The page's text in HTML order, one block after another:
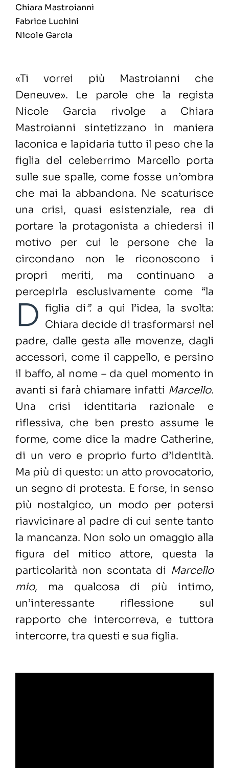
Chiara Mastroianni
Fabrice Luchini
Nicole Garcia
«Ti vorrei più Mastroianni che
Deneuve». Le parole che la regista
Nicole Garcia rivolge a Chiara
Mastroianni sintetizzano in maniera
laconica e lapidaria tutto il peso che la
figlia del celeberrimo Marcello porta
sulle sue spalle, come fosse un’ombra
che mai la abbandona. Ne scaturisce
una crisi, quasi esistenziale, rea di
portare la protagonista a chiedersi il
motivo per cui le persone che la
circondano non le riconoscono i
propri meriti, ma continuano a
percepirla esclusivamente come “la
figlia di ”.
D
a qui l’idea, la svolta:
Chiara decide di trasformarsi nel
padre, dalle gesta alle movenze, dagli
accessori, come il cappello, e persino
il baffo, al nome – da quel momento in
avanti si farà chiamare infatti Marcello.
Una crisi identitaria razionale e
riflessiva, che ben presto assume le
forme, come dice la madre Catherine,
di un vero e proprio furto d’identità.
Ma più di questo: un atto provocatorio,
un segno di protesta. E forse, in senso
più nostalgico, un modo per potersi
riavvicinare al padre di cui sente tanto
la mancanza. Non solo un omaggio alla
figura del mitico attore, questa la
particolarità non scontata di Marcello
mio, ma qualcosa di più intimo,
un’interessante riflessione sul
rapporto che intercorreva, e tuttora
intercorre, tra questi e sua figlia.